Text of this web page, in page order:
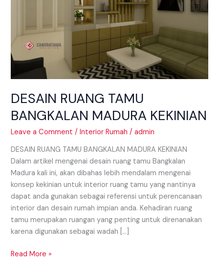
DESAIN RUANG TAMU
BANGKALAN MADURA KEKINIAN
Leave a Comment /Interior Rumah /admin
DESAIN RUANG TAMU BANGKALAN MADURA KEKINIAN
Dalam artikel mengenai desain ruang tamu Bangkalan
Madura kali ini, akan dibahas lebih mendalam mengenai
konsep kekinian untuk interior ruang tamu yang nantinya
dapat anda gunakan sebagai referensi untuk perencanaan
interior dan desain rumah impian anda. Kehadiran ruang
tamu merupakan ruangan yang penting untuk direnanakan
karena digunakan sebagai wadah […]
Read More »